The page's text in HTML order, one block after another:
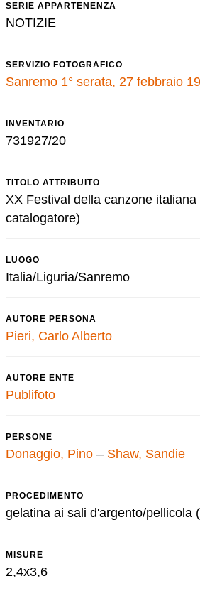
SERIE APPARTENENZA
NOTIZIE
SERVIZIO FOTOGRAFICO
Sanremo 1° serata, 27 febbraio
INVENTARIO
731927/20
TITOLO ATTRIBUITO
XX Festival della canzone italiana
catalogatore)
LUOGO
Italia/Liguria/Sanremo
AUTORE PERSONA
Pieri, Carlo Alberto
AUTORE ENTE
Publifoto
PERSONE
Donaggio, Pino – Shaw, Sandie
PROCEDIMENTO
gelatina ai sali d'argento/pellicola
MISURE
2,4x3,6